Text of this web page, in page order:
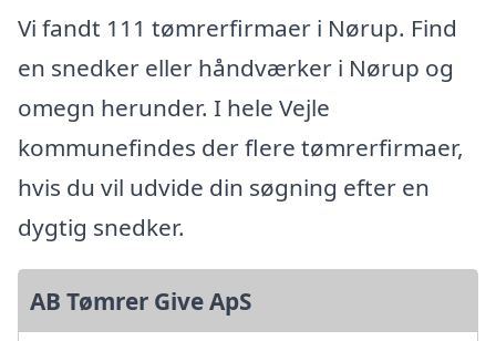
Vi fandt 111 tømrerfirmaer i Nørup. Find
en snedker eller håndværker i Nørup og
omegn herunder. I hele Vejle
kommunefindes der flere tømrerfirmaer,
hvis du vil udvide din søgning efter en
dygtig snedker.
AB Tømrer Give ApS